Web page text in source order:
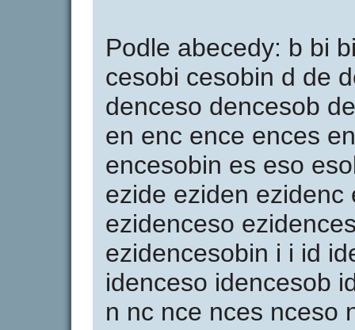
Podle abecedy: b bi
cesobi cesobin d de
denceso dencesob
en enc ence ences
encesobin es eso
ezide eziden ezidenc
ezidenceso
ezidencesobin i i id
idenceso idencesob
n nc nce nces nceso